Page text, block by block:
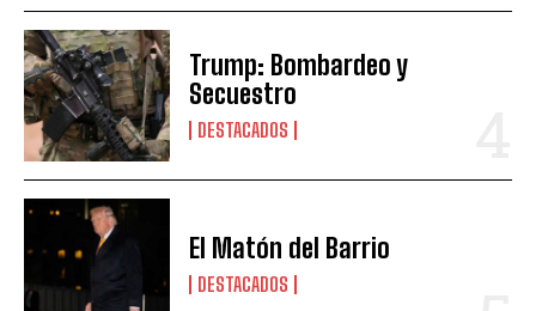
Trump: Bombardeo y
Secuestro
DESTACADOS
El Matón del Barrio
DESTACADOS